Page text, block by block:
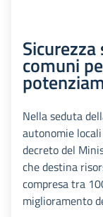
comuni
Nella seduta
autonomie
decreto del
che destina
compresa tra
miglioramento